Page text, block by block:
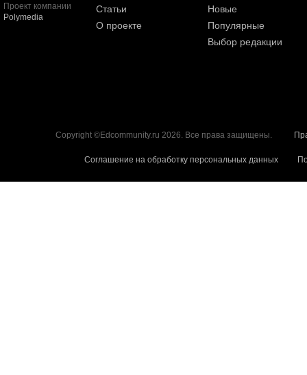
Проект компании
Polymedia
Статьи
О проекте
Новые
Популярные
Выбор редакции
Copyright ©Edcommunity.ru 2026. Все права защищены.
Соглашение на обработку персональных данных